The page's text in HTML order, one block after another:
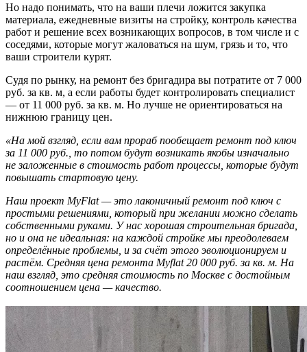
Но надо понимать, что на ваши плечи ложится закупка
материала, ежедневные визиты на стройку, контроль качества
работ и решение всех возникающих вопросов, в том числе и с
соседями, которые могут жаловаться на шум, грязь и то, что
ваши строители курят.
Судя по рынку, на ремонт без бригадира вы потратите от 7 000
руб. за кв. м, а если работы будет контролировать специалист
— от 11 000 руб. за кв. м. Но лучше не ориентироваться на
нижнюю границу цен.
«На мой взгляд, если вам прораб пообещает ремонт под ключ
за 11 000 руб., то потом будут возникать якобы изначально
не заложенные в стоимость работ процессы, которые будут
повышать стартовую цену.
Наш проект MyFlat — это лаконичный ремонт под ключ с
простыми решениями, который при желании можно сделать
собственными руками. У нас хорошая строительная бригада,
но и она не идеальная: на каждой стройке мы преодолеваем
определённые проблемы, и за счёт этого эволюционируем и
растём. Средняя цена ремонта Myflat 20 000 руб. за кв. м. На
наш взгляд, это средняя стоимость по Москве с достойным
соотношением цена — качество.